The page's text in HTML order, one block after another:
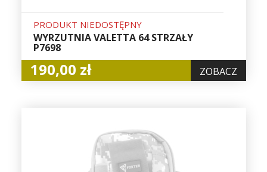
PRODUKT NIEDOSTĘPNY
WYRZUTNIA VALETTA 64 STRZAŁY
P7698
190,00 zł ZOBACZ